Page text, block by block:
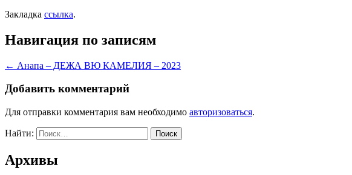
Закладка ссылка.
Навигация по записям
← Анапа – ДЕЖА ВЮ КАМЕЛИЯ – 2023
Добавить комментарий
Для отправки комментария вам необходимо авторизоваться.
Найти:
Архивы